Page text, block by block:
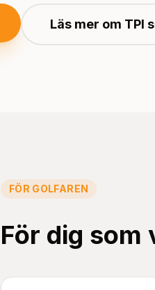
Läs mer om TPI
FÖR GOLFAREN
För dig som